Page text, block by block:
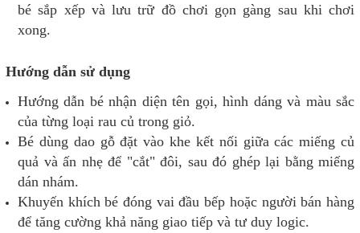
bé sắp xếp và lưu trữ đồ chơi gọn gàng sau khi chơi
xong.
Hướng dẫn sử dụng
Hướng dẫn bé nhận diện tên gọi, hình dáng và màu sắc
của từng loại rau củ trong giỏ.
Bé dùng dao gỗ đặt vào khe kết nối giữa các miếng củ
quả và ấn nhẹ để "cắt" đôi, sau đó ghép lại bằng miếng
dán nhám.
Khuyến khích bé đóng vai đầu bếp hoặc người bán hàng
để tăng cường khả năng giao tiếp và tư duy logic.